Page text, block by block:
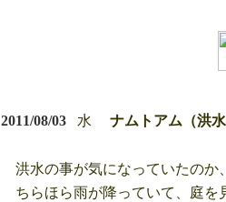
2011/08/03 水 ナムトアム
洪水の事が気になっていたのか
ちらほら雨が降っていて、庭を